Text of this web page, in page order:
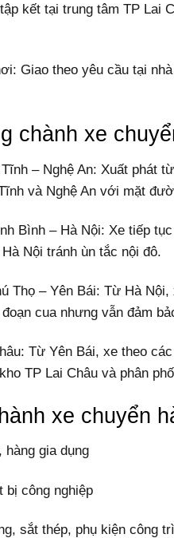
kết tại trung tâm TP Lai
Giao theo yêu cầu tại
chành xe
– Nghệ An: Xuất phát
và Nghệ An với mặt
Bình – Hà Nội: Xe tiếp
Nội tránh ùn tắc nội đô.
Thọ – Yên Bái: Từ Hà
cua nhưng vẫn đảm
Từ Yên Bái, xe theo
TP Lai Châu và phân
xe chuyển
hàng gia dụng
bị công nghiệp
sắt thép, phụ kiện công